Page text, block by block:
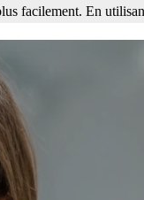
En utilisant
facilement. En